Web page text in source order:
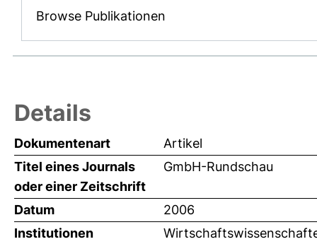
Browse Publikationen
Details
Dokumentenart
Artikel
Titel eines Journals
oder einer Zeitschrift
GmbH-Rundschau
Datum
2006
Institutionen